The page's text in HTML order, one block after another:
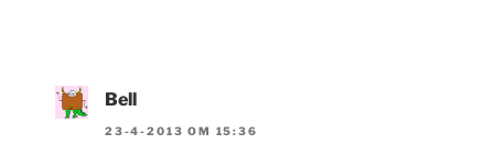
Bell
23-4-2013 OM 15:36